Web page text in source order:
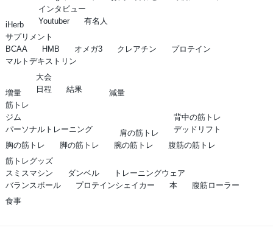
iHerb
インタビュー
Youtuber
有名人
サプリメント
BCAA
HMB オメガ3 クレアチン
プロテイン
マルトデキストリン
増量
大会
日程
結果
減量
筋トレ
ジム
パーソナルトレーニング
肩の筋トレ
背中の筋トレ
デッドリフト
胸の筋トレ
脚の筋トレ 腕の筋トレ
腹筋の筋トレ
筋トレグッズ
スミスマシン
ダンベル
トレーニングウェア
バランスボール
プロテインシェイカー 本
腹筋ローラー
食事